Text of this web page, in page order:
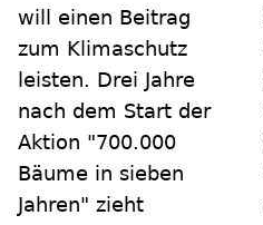
will einen Beitrag
zum Klimaschutz
leisten. Drei Jahre
nach dem Start der
Aktion "700.000
Bäume in sieben
Jahren" zieht